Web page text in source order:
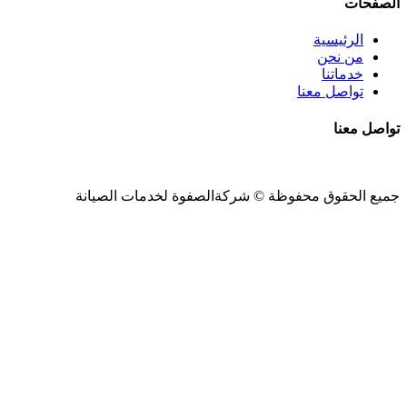
الصفحات
الرئيسية
من نحن
خدماتنا
تواصل معنا
تواصل معنا
جميع الحقوق محفوظة © شركةالصفوة لخدمات الصيانة